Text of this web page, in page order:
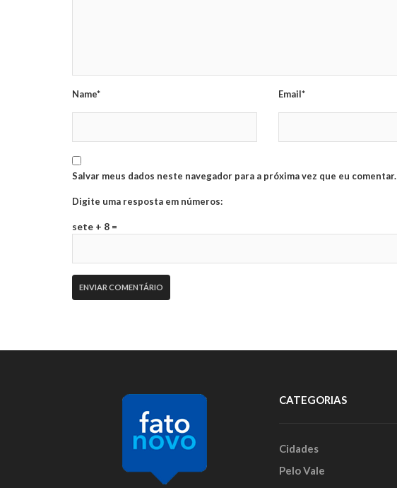
Name* Email*
Salvar meus dados neste navegador para a próxima vez que eu comentar.
Digite uma resposta em números:
sete + 8 =
CATEGORIAS
Cidades
Pelo Vale